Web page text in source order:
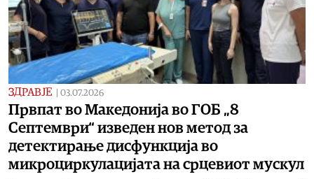
ЗДРАВЈЕ 03.07.2026
Првпат во Македонија во ГОБ „8
Септември“ изведен нов метод за
детектирање дисфункција во
микроциркулацијата на срцевиот мускул